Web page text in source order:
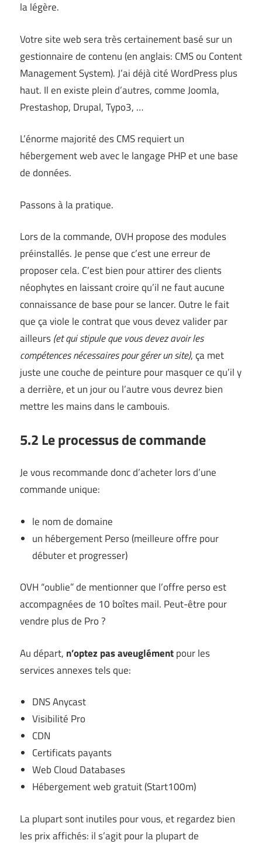
la légère.
Votre site web sera très certainement basé sur un
gestionnaire de contenu (en anglais: CMS ou Content
Management System). J’ai déjà cité WordPress plus
haut. Il en existe plein d’autres, comme Joomla,
Prestashop, Drupal, Typo3, …
L’énorme majorité des CMS requiert un
hébergement web avec le langage PHP et une base
de données.
Passons à la pratique.
Lors de la commande, OVH propose des modules
préinstallés. Je pense que c’est une erreur de
proposer cela. C’est bien pour attirer des clients
néophytes en laissant croire qu’il ne faut aucune
connaissance de base pour se lancer. Outre le fait
que ça viole le contrat que vous devez valider par
ailleurs(et qui stipule que vous devez avoir les
compétences nécessaires pour gérer un site), ça met
juste une couche de peinture pour masquer ce qu’il y
a derrière, et un jour ou l’autre vous devrez bien
mettre les mains dans le cambouis.
5.2 Le processus de commande
Je vous recommande donc d’acheter lors d’une
commande unique:
le nom de domaine
un hébergement Perso (meilleure offre pour
débuter et progresser)
OVH “oublie” de mentionner que l’offre perso est
accompagnées de 10 boîtes mail. Peut-être pour
vendre plus de Pro ?
Au départ, n’optez pas aveuglémentpour les
services annexes tels que:
DNS Anycast
Visibilité Pro
CDN
Certificats payants
Web Cloud Databases
Hébergement web gratuit (Start100m)
La plupart sont inutiles pour vous, et regardez bien
les prix affichés: il s’agit pour la plupart de